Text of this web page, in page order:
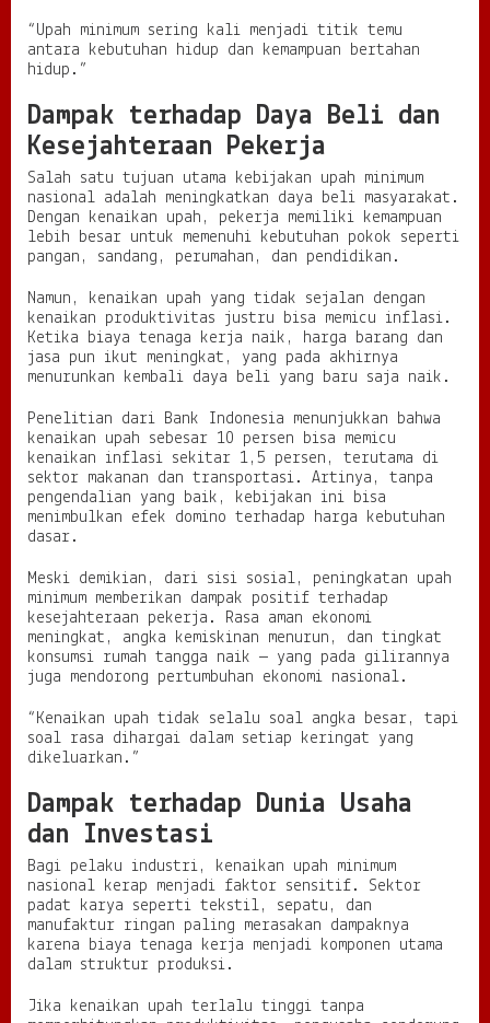
“Upah minimum sering kali menjadi titik temu
antara kebutuhan hidup dan kemampuan bertahan
hidup.”
Dampak terhadap Daya Beli dan
Kesejahteraan Pekerja
Salah satu tujuan utama kebijakan upah minimum
nasional adalah meningkatkan daya beli masyarakat.
Dengan kenaikan upah, pekerja memiliki kemampuan
lebih besar untuk memenuhi kebutuhan pokok seperti
pangan, sandang, perumahan, dan pendidikan.
Namun, kenaikan upah yang tidak sejalan dengan
kenaikan produktivitas justru bisa memicu inflasi.
Ketika biaya tenaga kerja naik, harga barang dan
jasa pun ikut meningkat, yang pada akhirnya
menurunkan kembali daya beli yang baru saja naik.
Penelitian dari Bank Indonesia menunjukkan bahwa
kenaikan upah sebesar 10 persen bisa memicu
kenaikan inflasi sekitar 1,5 persen, terutama di
sektor makanan dan transportasi. Artinya, tanpa
pengendalian yang baik, kebijakan ini bisa
menimbulkan efek domino terhadap harga kebutuhan
dasar.
Meski demikian, dari sisi sosial, peningkatan upah
minimum memberikan dampak positif terhadap
kesejahteraan pekerja. Rasa aman ekonomi
meningkat, angka kemiskinan menurun, dan tingkat
konsumsi rumah tangga naik — yang pada gilirannya
juga mendorong pertumbuhan ekonomi nasional.
“Kenaikan upah tidak selalu soal angka besar, tapi
soal rasa dihargai dalam setiap keringat yang
dikeluarkan.”
Dampak terhadap Dunia Usaha
dan Investasi
Bagi pelaku industri, kenaikan upah minimum
nasional kerap menjadi faktor sensitif. Sektor
padat karya seperti tekstil, sepatu, dan
manufaktur ringan paling merasakan dampaknya
karena biaya tenaga kerja menjadi komponen utama
dalam struktur produksi.
Jika kenaikan upah terlalu tinggi tanpa